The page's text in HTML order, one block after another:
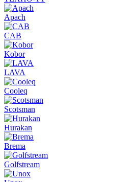
Apach
CAB
Kobor
LAVA
Cooleq
Scotsman
Hurakan
Brema
Golfstream